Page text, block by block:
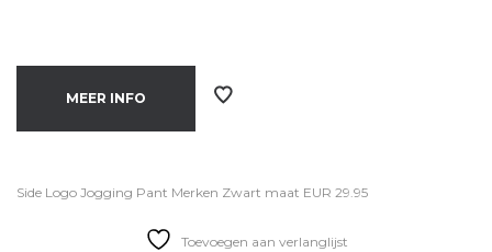
MEER INFO
Side Logo Jogging Pant Merken Zwart maat EUR 29.95
Toevoegen aan verlanglijst